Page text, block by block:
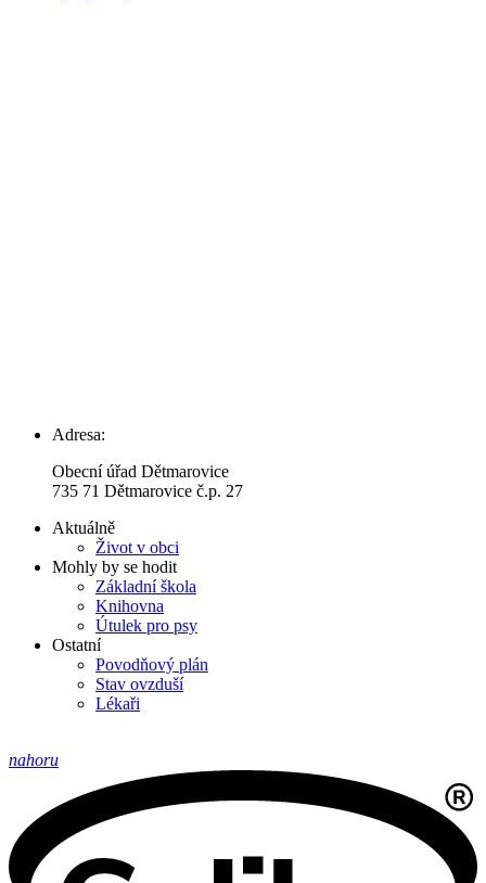
Adresa:
Obecní úřad Dětmarovice
735 71 Dětmarovice č.p. 27
Aktuálně
Život v obci
Mohly by se hodit
Základní škola
Knihovna
Útulek pro psy
Ostatní
Povodňový plán
Stav ovzduší
Lékaři
nahoru